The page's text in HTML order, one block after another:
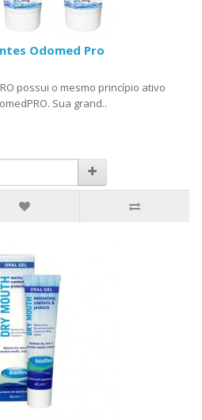
Odomed Pro
possui o mesmo princípio ativo
Sua grand..